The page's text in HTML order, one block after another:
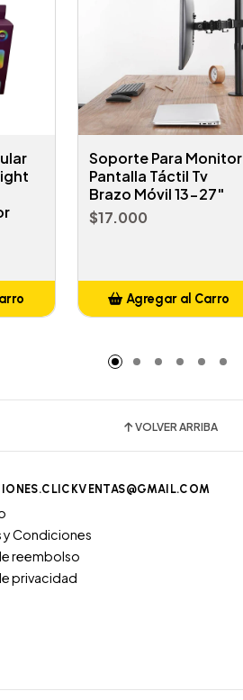
Soporte Para Monitor
Pantalla Táctil Tv
Brazo Móvil 13-27"
$17.000
Agregar al Carro
VOLVER ARRIBA
y Condiciones
reembolso
privacidad